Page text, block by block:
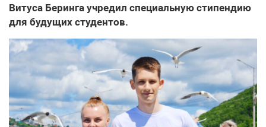
Витуса Беринга учредил специальную стипендию
для будущих студентов.